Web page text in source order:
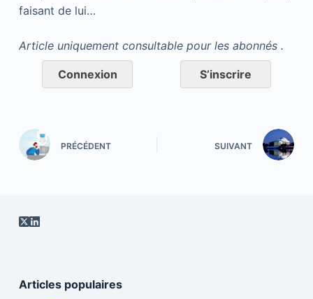
faisant de lui…
Article uniquement consultable pour les abonnés .
Connexion S’inscrire
PRÉCÉDENT SUIVANT
Articles populaires